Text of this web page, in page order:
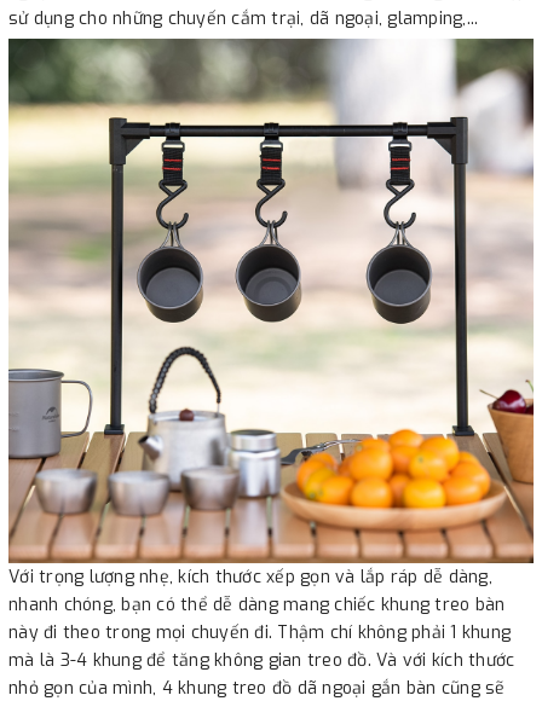
sử dụng cho những chuyến cắm trại, dã ngoại, glamping,...
Với trọng lượng nhẹ, kích thước xếp gọn và lắp ráp dễ dàng,
nhanh chóng, bạn có thể dễ dàng mang chiếc khung treo bàn
này đi theo trong mọi chuyến đi. Thậm chí không phải 1 khung
mà là 3-4 khung để tăng không gian treo đồ. Và với kích thước
nhỏ gọn của mình, 4 khung treo đồ dã ngoại gắn bàn cũng sẽ